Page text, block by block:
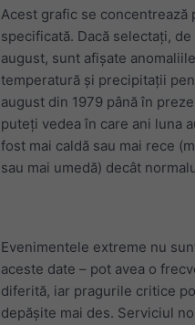
Acest grafic se concentrează
specificată. Dacă selectați,
august, sunt afișate
temperatură și precipitații
august din 1979 până în
puteți vedea în care ani luna
fost mai caldă sau mai rece
sau mai umedă) decât
Evenimentele extreme nu
aceste date – pot avea o
diferită, iar pragurile critice
depășite mai des. Serviciul